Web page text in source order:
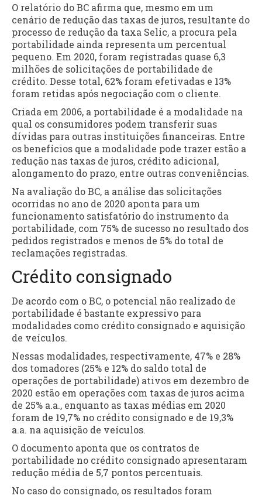
O relatório do BC afirma que, mesmo em um
cenário de redução das taxas de juros, resultante do
processo de redução da taxa Selic, a procura pela
portabilidade ainda representa um percentual
pequeno. Em 2020, foram registradas quase 6,3
milhões de solicitações de portabilidade de
crédito. Desse total, 62% foram efetivadas e 13%
foram retidas após negociação com o cliente.
Criada em 2006, a portabilidade é a modalidade na
qual os consumidores podem transferir suas
dívidas para outras instituições financeiras. Entre
os benefícios que a modalidade pode trazer estão a
redução nas taxas de juros, crédito adicional,
alongamento do prazo, entre outras conveniências.
Na avaliação do BC, a análise das solicitações
ocorridas no ano de 2020 aponta para um
funcionamento satisfatório do instrumento da
portabilidade, com 75% de sucesso no resultado dos
pedidos registrados e menos de 5% do total de
reclamações registradas.
Crédito consignado
De acordo com o BC, o potencial não realizado de
portabilidade é bastante expressivo para
modalidades como crédito consignado e aquisição
de veículos.
Nessas modalidades, respectivamente, 47% e 28%
dos tomadores (25% e 12% do saldo total de
operações de portabilidade) ativos em dezembro de
2020 estão em operações com taxas de juros acima
de 25% a.a., enquanto as taxas médias em 2020
foram de 19,7% no crédito consignado e de 19,3%
a.a. na aquisição de veículos.
O documento aponta que os contratos de
portabilidade no crédito consignado apresentaram
redução média de 5,7 pontos percentuais.
No caso do consignado, os resultados foram